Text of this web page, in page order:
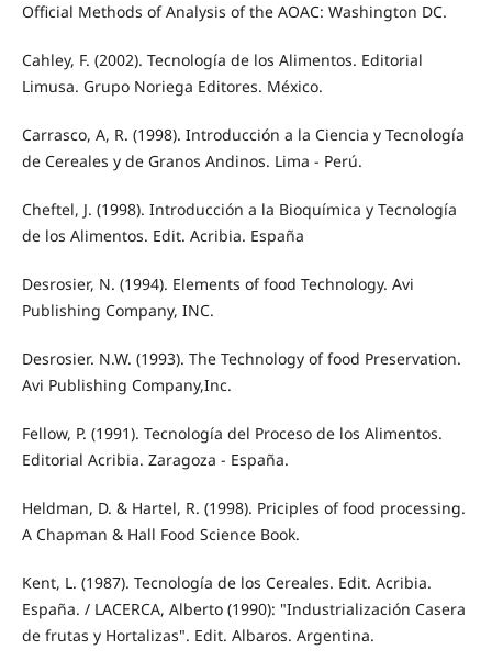
Official Methods of Analysis of the AOAC: Washington DC.
Cahley, F. (2002). Tecnología de los Alimentos. Editorial
Limusa. Grupo Noriega Editores. México.
Carrasco, A, R. (1998). Introducción a la Ciencia y Tecnología
de Cereales y de Granos Andinos. Lima - Perú.
Cheftel, J. (1998). Introducción a la Bioquímica y Tecnología
de los Alimentos. Edit. Acribia. España
Desrosier, N. (1994). Elements of food Technology. Avi
Publishing Company, INC.
Desrosier. N.W. (1993). The Technology of food Preservation.
Avi Publishing Company,Inc.
Fellow, P. (1991). Tecnología del Proceso de los Alimentos.
Editorial Acribia. Zaragoza - España.
Heldman, D. & Hartel, R. (1998). Priciples of food processing.
A Chapman & Hall Food Science Book.
Kent, L. (1987). Tecnología de los Cereales. Edit. Acribia.
España. / LACERCA, Alberto (1990): "Industrialización Casera
de frutas y Hortalizas". Edit. Albaros. Argentina.